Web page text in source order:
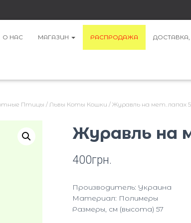
О НАС МАГАЗИН РАСПРОДАЖА
Птицы / Львы Коты Кошки / Журавль на мет. лапах
Журавль на
400грн.
Производитель: Украина
Материал: Полимеры
Размеры, см (высота) 57